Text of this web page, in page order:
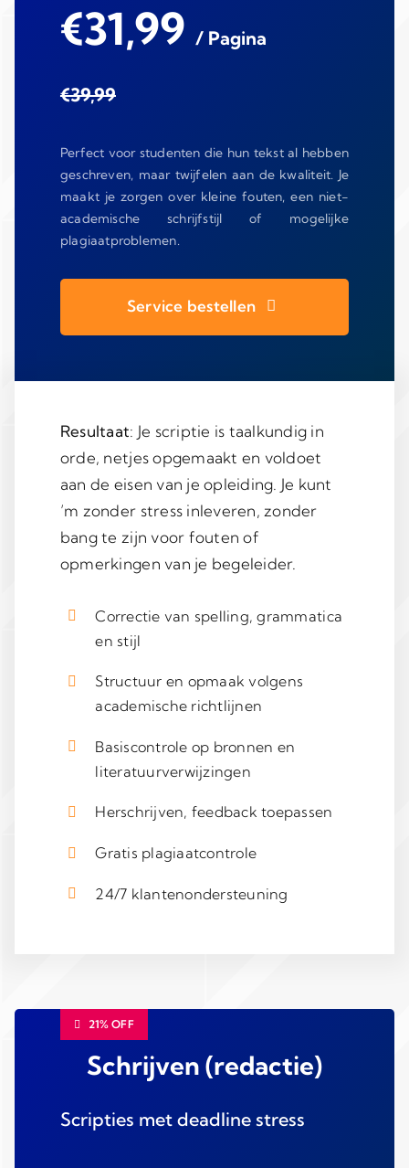
€31,99 / Pagina
€39,99
Perfect voor studenten die hun tekst al hebben
geschreven, maar twijfelen aan de kwaliteit. Je
maakt je zorgen over kleine fouten, een niet-
academische schrijfstijl of mogelijke
plagiaatproblemen.
Service bestellen
Resultaat: Je scriptie is taalkundig in
orde, netjes opgemaakt en voldoet
aan de eisen van je opleiding. Je kunt
’m zonder stress inleveren, zonder
bang te zijn voor fouten of
opmerkingen van je begeleider.
Correctie van spelling, grammatica
en stijl
Structuur en opmaak volgens
academische richtlijnen
Basiscontrole op bronnen en
literatuurverwijzingen
Herschrijven, feedback toepassen
Gratis plagiaatcontrole
24/7 klantenondersteuning
21% OFF
Schrijven (redactie)
Scripties met deadline stress